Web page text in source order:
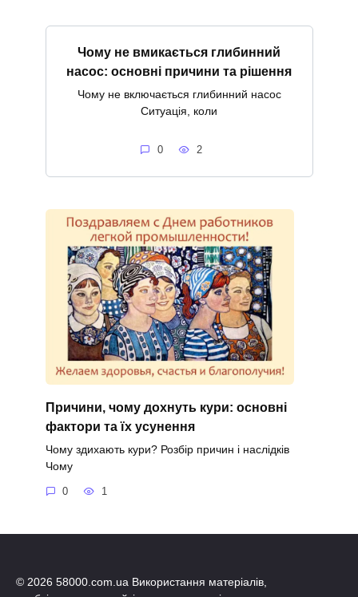
Чому не вмикається глибинний
насос: основні причини та рішення
Чому не включається глибинний насос
Ситуація, коли
0 2
Причини, чому дохнуть кури: основні
фактори та їх усунення
Чому здихають кури? Розбір причин і наслідків
Чому
0 1
© 2026 58000.com.ua Використання матеріалів,